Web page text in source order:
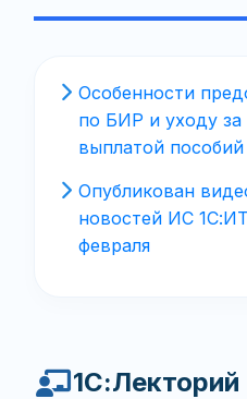
Особенности
по БИР и уходу за
выплатой
Опубликован
новостей ИС
февраля
1С:Лекторий